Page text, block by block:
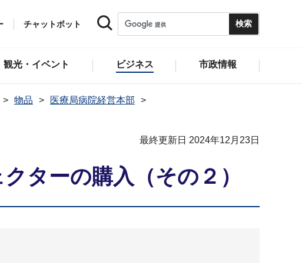
チャットボット
観光・イベント ビジネス 市政情報
物品
医療局病院経営本部
最終更新日 2024年12月23日
ターの購入（その２）